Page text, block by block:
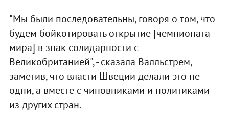
"Мы были последовательны, говоря о том, что
будем бойкотировать открытие [чемпионата
мира] в знак солидарности с
Великобританией", - сказала Валльстрем,
заметив, что власти Швеции делали это не
одни, а вместе с чиновниками и политиками
из других стран.